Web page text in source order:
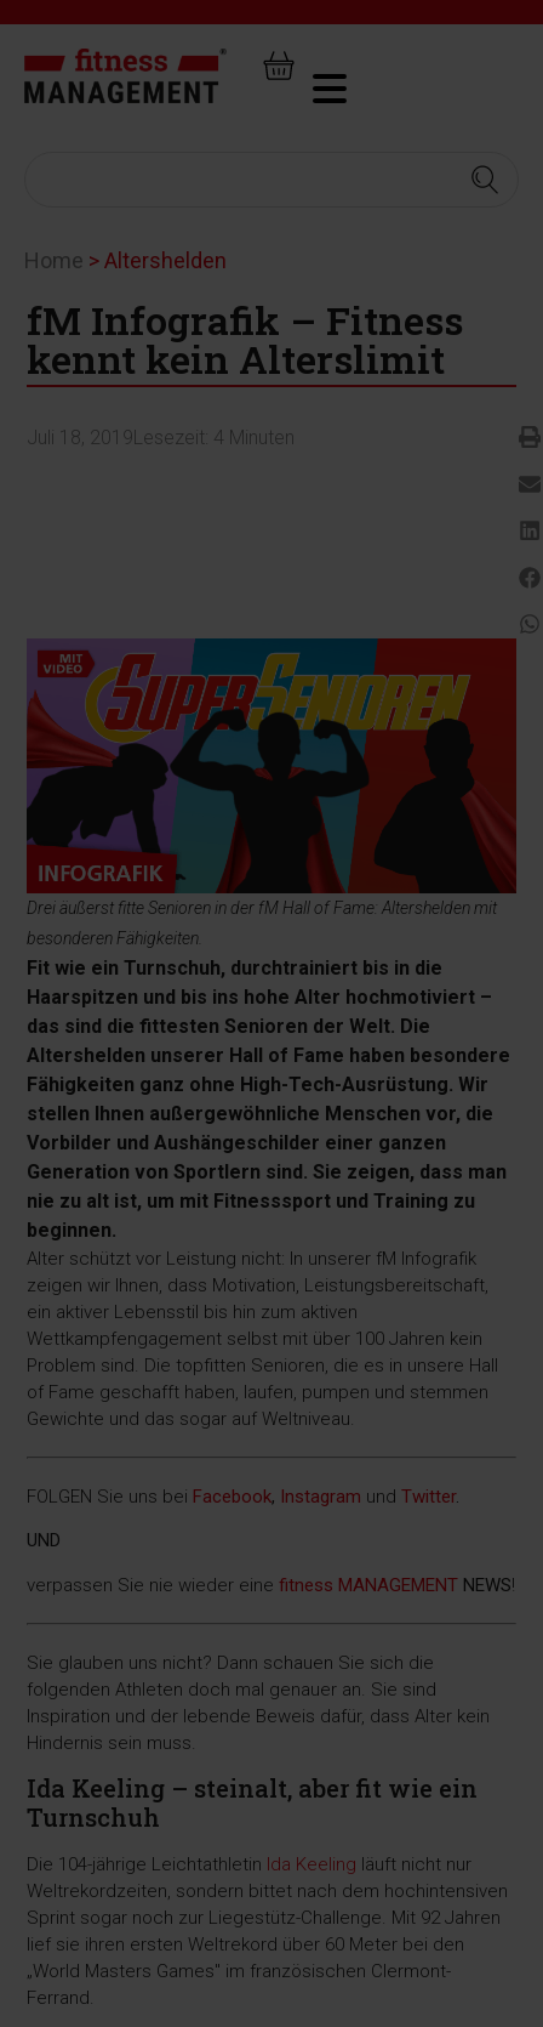
Home >Altershelden
fM Infografik – Fitness
kennt kein Alterslimit
Juli 18, 2019Lesezeit: 4 Minuten
Drei äußerst fitte Senioren in der fM Hall of Fame: Altershelden mit
besonderen Fähigkeiten.
Fit wie ein Turnschuh, durchtrainiert bis in die
Haarspitzen und bis ins hohe Alter hochmotiviert –
das sind die fittesten Senioren der Welt. Die
Altershelden unserer Hall of Fame haben besondere
Fähigkeiten ganz ohne High-Tech-Ausrüstung. Wir
stellen Ihnen außergewöhnliche Menschen vor, die
Vorbilder und Aushängeschilder einer ganzen
Generation von Sportlern sind. Sie zeigen, dass man
nie zu alt ist, um mit Fitnesssport und Training zu
beginnen.
Alter schützt vor Leistung nicht: In unserer fM Infografik
zeigen wir Ihnen, dass Motivation, Leistungsbereitschaft,
ein aktiver Lebensstil bis hin zum aktiven
Wettkampfengagement selbst mit über 100 Jahren kein
Problem sind. Die topfitten Senioren, die es in unsere Hall
of Fame geschafft haben, laufen, pumpen und stemmen
Gewichte und das sogar auf Weltniveau.
FOLGEN Sie uns bei Facebook, Instagram undTwitter.
UND
verpassen Sie nie wieder einefitness MANAGEMENT NEWS!
Sie glauben uns nicht? Dann schauen Sie sich die
folgenden Athleten doch mal genauer an. Sie sind
Inspiration und der lebende Beweis dafür, dass Alter kein
Hindernis sein muss.
Ida Keeling – steinalt, aber fit wie ein
Turnschuh
Die 104-jährige Leichtathletin Ida Keeling läuft nicht nur
Weltrekordzeiten, sondern bittet nach dem hochintensiven
Sprint sogar noch zur Liegestütz-Challenge. Mit 92 Jahren
lief sie ihren ersten Weltrekord über 60 Meter bei den
„World Masters Games" im französischen Clermont-
Ferrand.